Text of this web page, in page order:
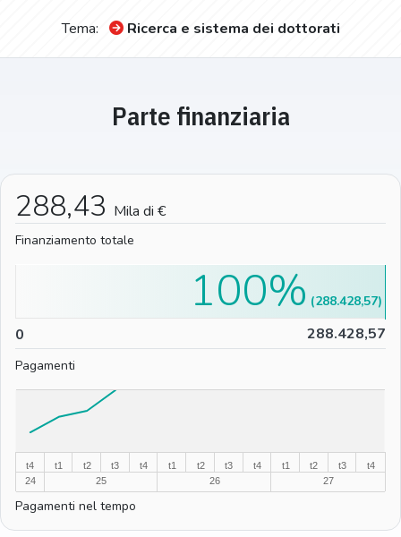
Tema: Ricerca e sistema dei dottorati
Parte finanziaria
288,43 Mila di €
Finanziamento totale
0 288.428,57
100% (288.428,57)
Pagamenti
t4
24
t1
25
t2 t3 t4
t1
26
t2 t3 t4
t1
27
t2 t3 t4
Pagamenti nel tempo